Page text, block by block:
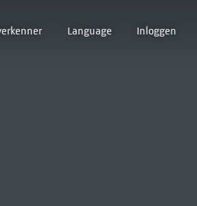
Language Inloggen